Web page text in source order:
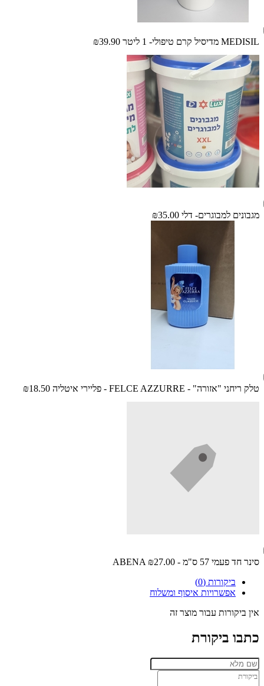
MEDISIL מדיסיל קרם טיפולי- 1 ליטר ₪39.90
מגבונים למבוגרים- דלי ₪35.00
טלק ריחני "אזורה" - FELCE AZZURRE - פליירי איטליה ₪18.50
סינר חד פעמי 57 ס"מ - ABENA
₪27.00
ביקורות (0)
אפשרויות איסוף ומשלוח
אין ביקורות עבור מוצר זה
כתבו ביקורת